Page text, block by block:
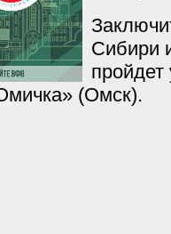
Сибири
пройдет
(Омск).